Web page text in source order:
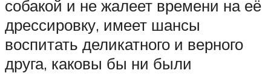
собакой и не жалеет времени на её
дрессировку, имеет шансы
воспитать деликатного и верного
друга, каковы бы ни были